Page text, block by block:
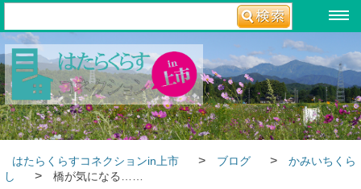
はたらくらすコネクションin上市 > ブログ >
かみいちくら
し
> 橋が気になる……